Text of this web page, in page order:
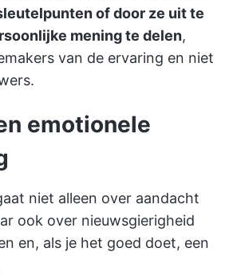
of door ze uit te
mening te delen,
van de ervaring en niet
emotionele
niet alleen over aandacht
ook over nieuwsgierigheid
en, als je het goed doet, een